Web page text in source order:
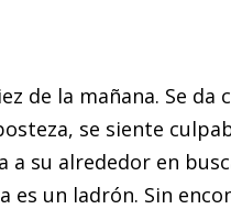
de la mañana. Se da
se siente
a su alrededor en
es un ladrón. Sin